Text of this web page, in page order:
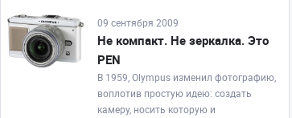
09 сентября 2009
Не компакт. Не зеркалка. Это
PEN
В 1959, Olympus изменил фотографию,
воплотив простую идею: создать
камеру, носить которую и